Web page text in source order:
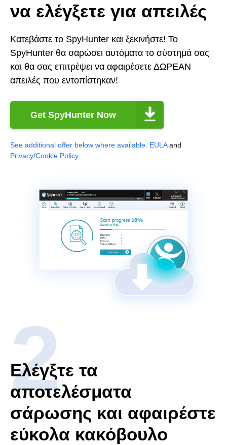
να ελέγξετε για απειλές
Κατεβάστε το SpyHunter και ξεκινήστε! Το
SpyHunter θα σαρώσει αυτόματα το σύστημά σας
και θα σας επιτρέψει να αφαιρέσετε ΔΩΡΕΑΝ
απειλές που εντοπίστηκαν!
Get SpyHunter Now
See additional offer below where available. EULAand
Privacy/Cookie Policy.
Ελέγξτε τα
αποτελέσματα
σάρωσης και αφαιρέστε
εύκολα κακόβουλο